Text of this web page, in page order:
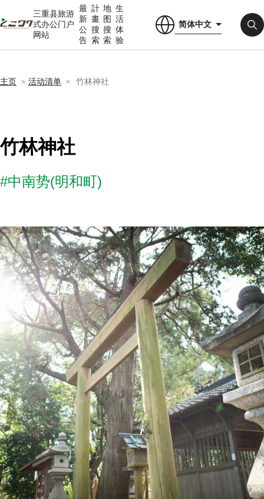
三重县旅游
式办公门户
网站
最
新
公
告
計
畫
搜
索
地
图
搜
索
生
活
体
验
简体中文
主页 活动清单 竹林神社
竹林神社
#中南势(明和町)